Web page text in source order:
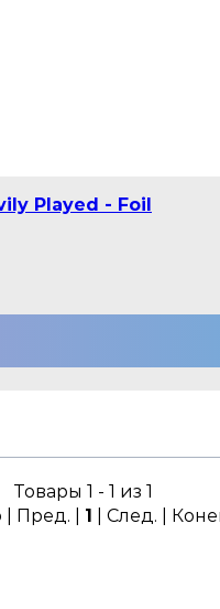
Played - Foil
Товары 1 - 1 из 1
| Пред. | 1 | След. |